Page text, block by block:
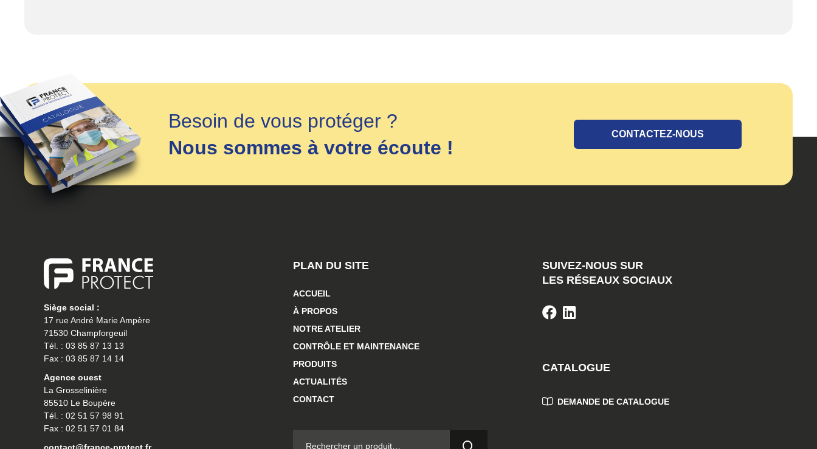
Besoin de vous protéger ?
Nous sommes à votre écoute !
CONTACTEZ-NOUS
Siège social :
17 rue André Marie Ampère
71530 Champforgeuil
Tél. : 03 85 87 13 13
Fax : 03 85 87 14 14
Agence ouest
La Grosselinière
85510 Le Boupère
Tél. : 02 51 57 98 91
Fax : 02 51 57 01 84
PLAN DU SITE
ACCUEIL
À PROPOS
NOTRE ATELIER
CONTRÔLE ET MAINTENANCE
PRODUITS
ACTUALITÉS
CONTACT
SUIVEZ-NOUS SUR
LES RÉSEAUX SOCIAUX
CATALOGUE
DEMANDE DE CATALOGUE